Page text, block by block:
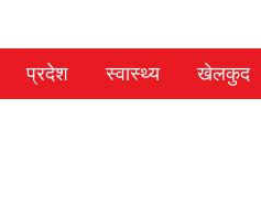
प्रदेश स्वास्थ्य खेलकुद